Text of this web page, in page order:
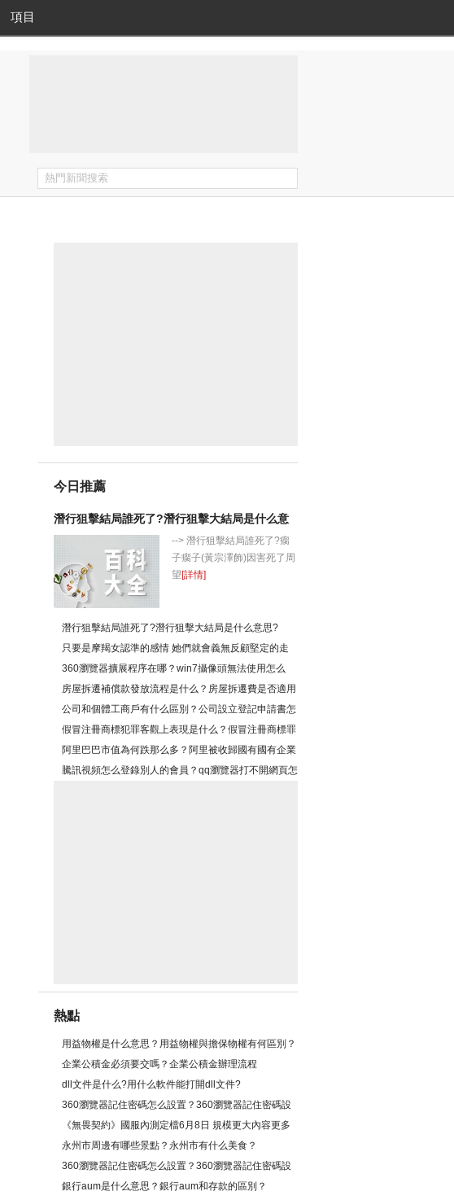
項目
今日推薦
潛行狙擊結局誰死了?潛行狙擊大結局是什么意
--> 潛行狙擊結局誰死了?瘸
子瘸子(黃宗澤飾)因害死了周
望 [詳情]
潛行狙擊結局誰死了?潛行狙擊大結局是什么意思?
只要是摩羯女認準的感情 她們就會義無反顧堅定的走
下去？
360瀏覽器擴展程序在哪？win7攝像頭無法使用怎么
辦？
房屋拆遷補償款發放流程是什么？房屋拆遷費是否適用
訴訟時效？
公司和個體工商戶有什么區別？公司設立登記申請書怎
么寫？
假冒注冊商標犯罪客觀上表現是什么？假冒注冊商標罪
怎么量刑？
阿里巴巴市值為何跌那么多？阿里被收歸國有國有企業
嗎？
騰訊視頻怎么登錄別人的會員？qq瀏覽器打不開網頁怎
熱點
用益物權是什么意思？用益物權與擔保物權有何區別？
企業公積金必須要交嗎？企業公積金辦理流程
dll文件是什么?用什么軟件能打開dll文件?
360瀏覽器記住密碼怎么設置？360瀏覽器記住密碼設
置方法
《無畏契約》國服內測定檔6月8日 規模更大內容更多
永州市周邊有哪些景點？永州市有什么美食？
360瀏覽器記住密碼怎么設置？360瀏覽器記住密碼設
置方法
銀行aum是什么意思？銀行aum和存款的區別？